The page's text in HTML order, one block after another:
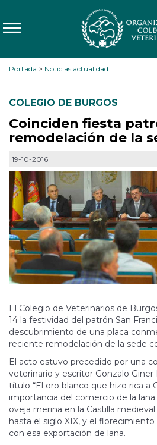
Portada > Noticias actualidad
COLEGIO DE BURGOS
Coinciden fiesta
remodelación de la
19-10-2016
El Colegio de Veterinarios de
14 la festividad del patrón San
descubrimiento de una placa
reciente remodelación de la sede
El acto estuvo precedido por una
veterinario y escritor Gonzalo
título “El oro blanco que hizo rica a
importancia del comercio de la
oveja merina en la Castilla medieval
hasta el siglo XIX, y el
con esa exportación de lana.